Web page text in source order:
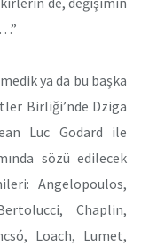
ya da bu başka
Birliği’nde Dziga
Luc Godard ile
sözü edilecek
Angelopoulos,
Chaplin,
Loach, Lumet,